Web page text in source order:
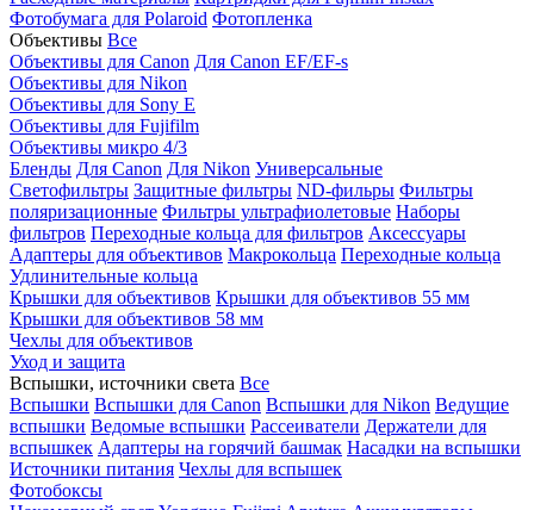
Фотобумага для Polaroid Фотопленка
Объективы Все
Объективы для Canon Для Canon EF/EF-s
Объективы для Nikon
Объективы для Sony E
Объективы для Fujifilm
Объективы микро 4/3
Бленды Для Canon Для Nikon Универсальные
Светофильтры Защитные фильтры ND-фильры Фильтры
поляризационные Фильтры ультрафиолетовые Наборы
фильтров Переходные кольца для фильтров Аксессуары
Адаптеры для объективов Макрокольца Переходные кольца
Удлинительные кольца
Крышки для объективов Крышки для объективов 55 мм
Крышки для объективов 58 мм
Чехлы для объективов
Уход и защита
Вспышки, источники света Все
Вспышки Вспышки для Canon Вспышки для Nikon Ведущие
вспышки Ведомые вспышки Рассеиватели Держатели для
вспышкек Адаптеры на горячий башмак Насадки на вспышки
Источники питания Чехлы для вспышек
Фотобоксы